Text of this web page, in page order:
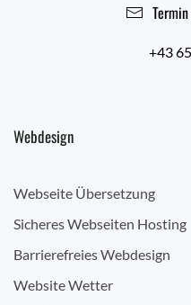
+43
Webdesign
Webseite Übersetzung
Sicheres Webseiten Hosting
Barrierefreies Webdesign
Website Wetter